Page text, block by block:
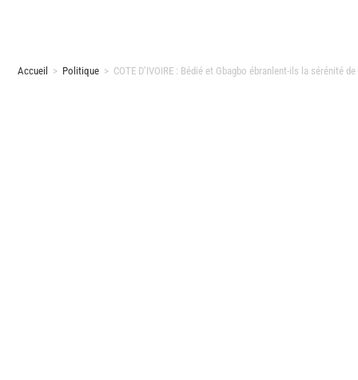
Accueil > Politique > COTE D’IVOIRE : Bédié et Gbagbo ébranlent-ils la sérénité